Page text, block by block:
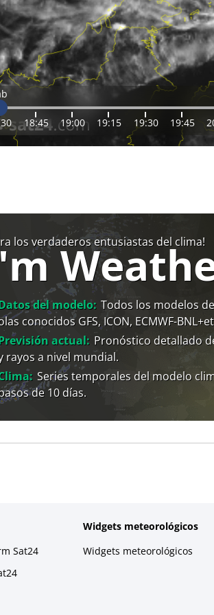
18:45 19:00 19:15 19:30 19:45
los verdaderos entusiastas del clima!
del modelo: Todos los modelos
conocidos GFS, ICON, ECMWF-
actual: Pronóstico detallado
rayos a nivel mundial.
Series temporales del modelo
de 10 días.
Sat24
Widgets meteorológicos
Widgets meteorológicos